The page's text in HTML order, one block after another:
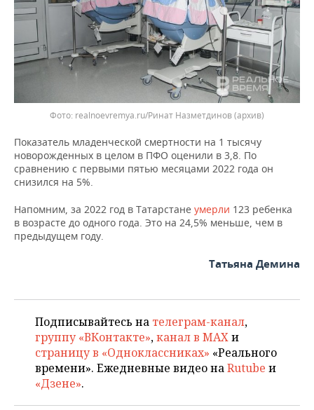
Фото: realnoevremya.ru/Ринат Назметдинов (архив)
Показатель младенческой смертности на 1 тысячу
новорожденных в целом в ПФО оценили в 3,8. По
сравнению с первыми пятью месяцами 2022 года он
снизился на 5%.
Напомним, за 2022 год в Татарстане умерли 123 ребенка
в возрасте до одного года. Это на 24,5% меньше, чем в
предыдущем году.
Татьяна Демина
Подписывайтесь на телеграм-канал,
группу «ВКонтакте»,канал в MAXи
страницу в «Одноклассниках» «Реального
времени». Ежедневные видео наRutube и
«Дзене».